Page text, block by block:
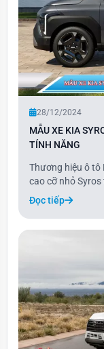
28/12/2024
MẪU XE KIA
TÍNH NĂNG
Thương hiệu ô tô
cao cỡ nhỏ
hứng từ EV9 và
toàn tiên tiến.
mang đến tùy
Đọc tiếp